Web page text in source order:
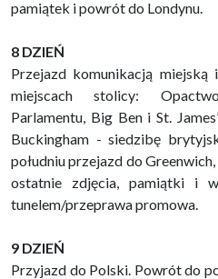
pamiątek i powrót do Londynu.
8 DZIEŃ
Przejazd komunikacją miejską
miejscach stolicy:
Parlamentu, Big Ben i St.
Buckingham - siedzibę
południu przejazd do
ostatnie zdjęcia, pamiątki i
tunelem/przeprawa promowa.
9 DZIEŃ
Przyjazd do Polski. Powrót do